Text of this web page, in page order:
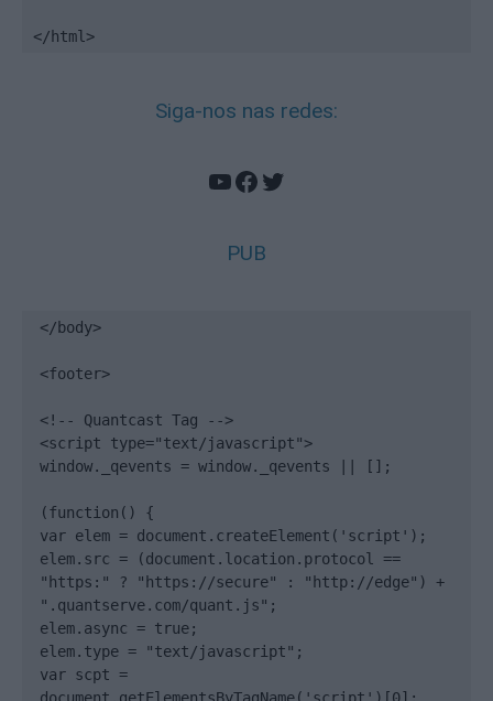
</html>
Siga-nos nas redes:
YouTube
Facebook
Twitter
PUB
</body>
<footer>
<!-- Quantcast Tag -->
<script type="text/javascript">
window._qevents = window._qevents || [];
(function() {
var elem = document.createElement('script');
elem.src = (document.location.protocol ==
"https:" ? "https://secure" : "http://edge") +
".quantserve.com/quant.js";
elem.async = true;
elem.type = "text/javascript";
var scpt =